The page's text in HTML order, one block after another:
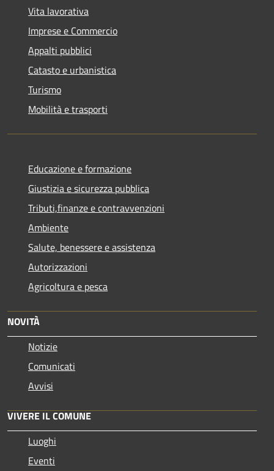
Vita lavorativa
Imprese e Commercio
Appalti pubblici
Catasto e urbanistica
Turismo
Mobilità e trasporti
Educazione e formazione
Giustizia e sicurezza pubblica
Tributi,finanze e contravvenzioni
Ambiente
Salute, benessere e assistenza
Autorizzazioni
Agricoltura e pesca
NOVITÀ
Notizie
Comunicati
Avvisi
VIVERE IL COMUNE
Luoghi
Eventi